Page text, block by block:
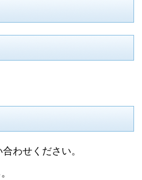
わせください。